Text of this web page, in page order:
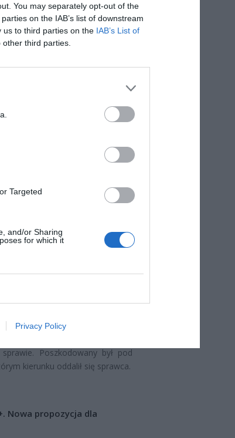
You may separately opt-out of the
on the IAB’s list of downstream
us to third parties on the IAB’s List of
third parties.
Targeted
and/or Sharing
for which it
Privacy Policy
Pigułce
Poszkodowany był pod
kierunku oddalił się sprawca.
Nowa propozycja dla